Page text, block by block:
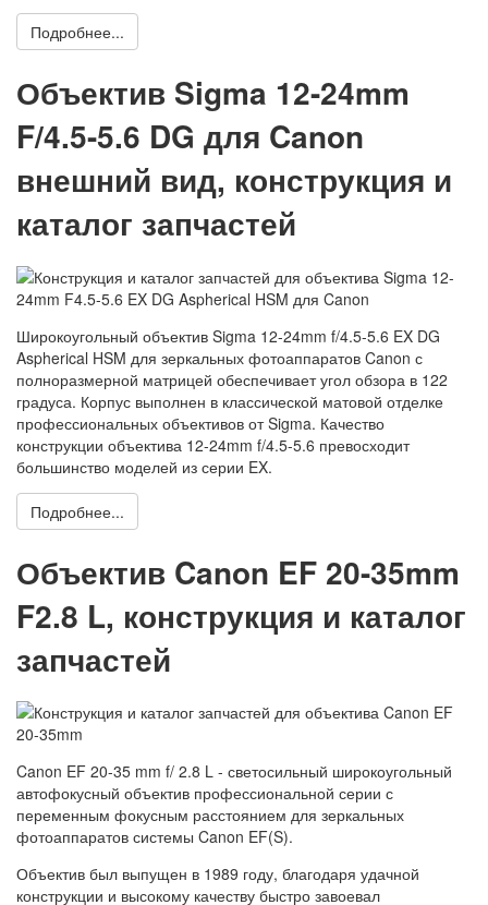
Подробнее...
Объектив Sigma 12-24mm
F/4.5-5.6 DG для Canon
внешний вид, конструкция и
каталог запчастей
Широкоугольный объектив Sigma 12-24mm f/4.5-5.6 EX DG
Aspherical HSM для зеркальных фотоаппаратов Canon с
полноразмерной матрицей обеспечивает угол обзора в 122
градуса. Корпус выполнен в классической матовой отделке
профессиональных объективов от Sigma. Качество
конструкции объектива 12-24mm f/4.5-5.6 превосходит
большинство моделей из серии EX.
Подробнее...
Объектив Canon EF 20-35mm
F2.8 L, конструкция и каталог
запчастей
Canon EF 20-35 mm f/ 2.8 L - светосильный широкоугольный
автофокусный объектив профессиональной серии с
переменным фокусным расстоянием для зеркальных
фотоаппаратов системы Canon EF(S).
Объектив был выпущен в 1989 году, благодаря удачной
конструкции и высокому качеству быстро завоевал